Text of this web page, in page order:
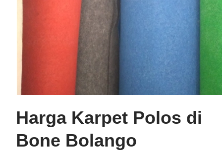
Harga Karpet Polos di
Bone Bolango